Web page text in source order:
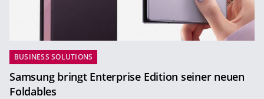
BUSINESS SOLUTIONS
Samsung bringt Enterprise Edition seiner neuen
Foldables